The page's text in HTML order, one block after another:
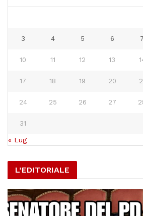
3 4 5 6 7
10 11 12 13
17 18 19 20
24 25 26 27
31
« Lug
L’EDITORIALE